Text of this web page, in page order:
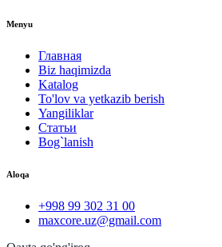
Menyu
Главная
Biz haqimizda
Katalog
To'lov va yetkazib berish
Yangiliklar
Статьи
Bog`lanish
Aloqa
+998 99 302 31 00
maxcore.uz@gmail.com